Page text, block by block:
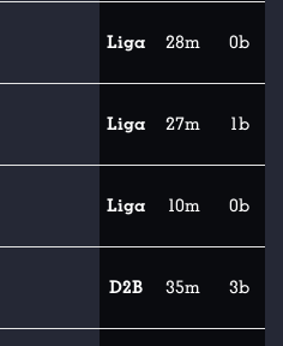
Liga 28m 0b
Liga 27m 1b
Liga 10m 0b
D2B 35m 3b